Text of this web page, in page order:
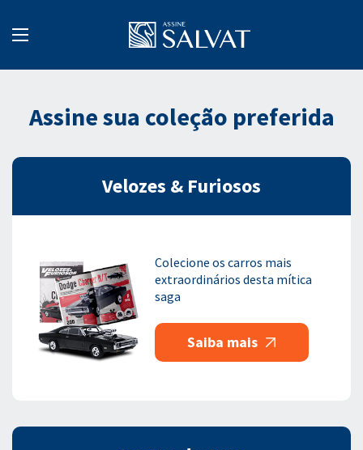
Assine sua coleção preferida
Velozes & Furiosos
Colecione os carros mais
extraordinários desta mítica
saga
Saiba mais